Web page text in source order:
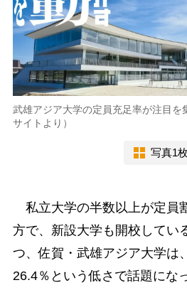
武雄アジア大学の定員充足率が注目を
サイトより）
写真1枚
私立大学の半数以上が定員
方で、新設大学も開校してい
つ、佐賀・武雄アジア大学は
26.4％という低さで話題にな